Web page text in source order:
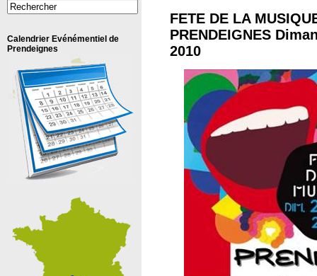
Calendrier Evénémentiel de
Prendeignes
FETE DE LA
PRENDEIGNES
2010